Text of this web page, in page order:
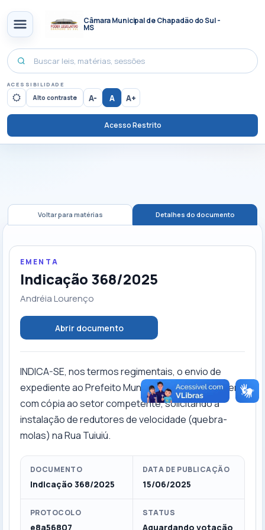
Câmara Municipal de Chapadão do Sul -
MS
ACESSIBILIDADE
Alto contraste A- A A+
Acesso Restrito
Voltar para matérias Detalhes do documento
EMENTA
Indicação 368/2025
Andréia Lourenço
Abrir documento
INDICA-SE, nos termos regimentais, o envio de
expediente ao Prefeito Municipal, Walter Schlatter,
com cópia ao setor competente, solicitando a
instalação de redutores de velocidade (quebra-
molas) na Rua Tuiuiú.
DOCUMENTO
Indicação 368/2025
DATA DE PUBLICAÇÃO
15/06/2025
PROTOCOLO
e8a56807
STATUS
Aguardando votação